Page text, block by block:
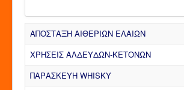
ΑΠΟΣΤΑΞΗ ΑΙΘΕΡΙΩΝ ΕΛΑΙΩΝ
ΧΡΗΣΕΙΣ ΑΛΔΕΥΔΩΝ-ΚΕΤΟΝΩΝ
ΠΑΡΑΣΚΕΥΗ WHISKY